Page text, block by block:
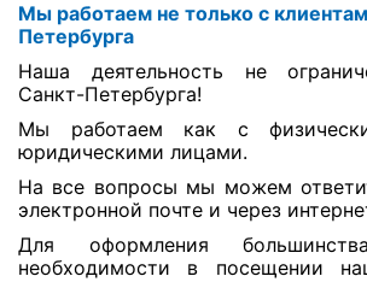
Мы работаем не только с
Петербурга
Наша деятельность не
Санкт-Петербурга!
Мы работаем как с
юридическими лицами.
На все вопросы мы можем
электронной почте и через
Для оформления
необходимости в посещении